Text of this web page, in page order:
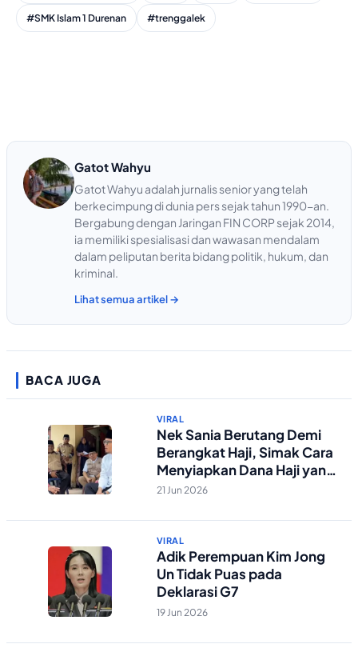
#SMK Islam 1 Durenan #trenggalek
Gatot Wahyu
Gatot Wahyu adalah jurnalis senior yang telah
berkecimpung di dunia pers sejak tahun 1990-an.
Bergabung dengan Jaringan FIN CORP sejak 2014,
ia memiliki spesialisasi dan wawasan mendalam
dalam peliputan berita bidang politik, hukum, dan
kriminal.
Lihat semua artikel →
BACA JUGA
VIRAL
Nek Sania Berutang Demi
Berangkat Haji, Simak Cara
Menyiapkan Dana Haji yang
Tepat
21 Jun 2026
VIRAL
Adik Perempuan Kim Jong
Un Tidak Puas pada
Deklarasi G7
19 Jun 2026